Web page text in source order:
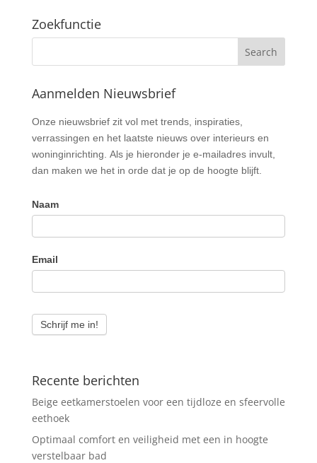
Zoekfunctie
Aanmelden Nieuwsbrief
Onze nieuwsbrief zit vol met trends, inspiraties,
verrassingen en het laatste nieuws over interieurs en
woninginrichting. Als je hieronder je e-mailadres invult,
dan maken we het in orde dat je op de hoogte blijft.
Naam
Email
Schrijf me in!
Recente berichten
Beige eetkamerstoelen voor een tijdloze en sfeervolle
eethoek
Optimaal comfort en veiligheid met een in hoogte
verstelbaar bad